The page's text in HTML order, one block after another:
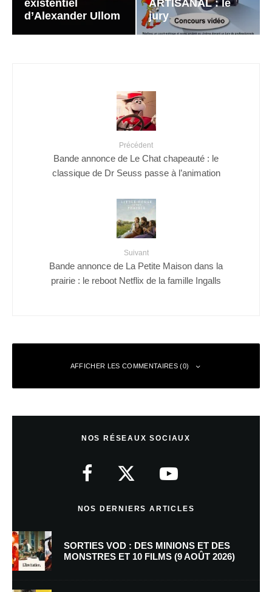
existentiel
d’Alexander Ullom
ARTISANAL : le
jury
Précédent
Bande annonce de Le Chat chapeauté : le
classique de Dr Seuss passe à l’animation
Suivant
Bande annonce de La Petite Maison dans la
prairie : le reboot Netflix de la famille Ingalls
AFFICHER LES COMMENTAIRES (0)
NOS RÉSEAUX SOCIAUX
NOS DERNIERS ARTICLES
SORTIES VOD : DES MINIONS ET DES
MONSTRES ET 10 FILMS (9 AOÛT 2026)